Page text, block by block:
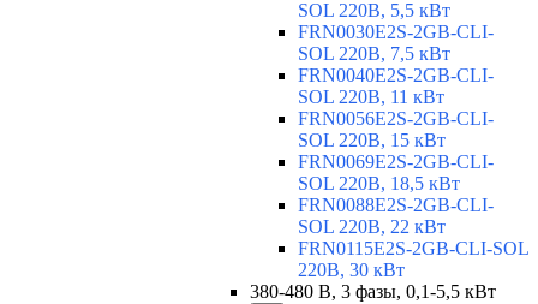
SOL 220В, 5,5 кВт
FRN0030E2S-2GB-CLI-
SOL 220В, 7,5 кВт
FRN0040E2S-2GB-CLI-
SOL 220В, 11 кВт
FRN0056E2S-2GB-CLI-
SOL 220В, 15 кВт
FRN0069E2S-2GB-CLI-
SOL 220В, 18,5 кВт
FRN0088E2S-2GB-CLI-
SOL 220В, 22 кВт
FRN0115E2S-2GB-CLI-SOL
220В, 30 кВт
380-480 В, 3 фазы, 0,1-5,5 кВт